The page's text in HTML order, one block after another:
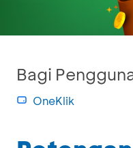
Bagi
OneKlik